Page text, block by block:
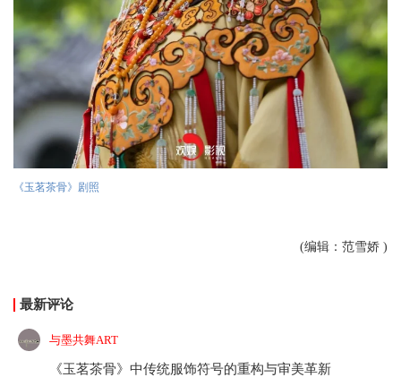
《玉茗茶骨》剧照
(编辑：范雪娇 )
最新评论
与墨共舞ART
《玉茗茶骨》中传统服饰符号的重构与审美革新